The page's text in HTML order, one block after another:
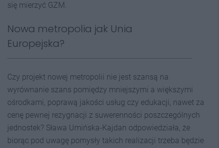
się mierzyć GZM.
Nowa metropolia jak Unia
Europejska?
Czy projekt nowej metropolii nie jest szansą na
wyrównanie szans pomiędzy mniejszymi a większymi
ośrodkami, poprawą jakości usług czy edukacji, nawet za
cenę pewnej rezygnacji z suwerenności poszczególnych
jednostek? Sława Umińska-Kajdan odpowiedziała, że
biorąc pod uwagę pomysły takich realizacji trzeba będzie